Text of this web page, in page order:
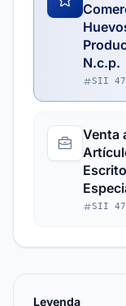
N.c.p.
SII
Venta
SII
Leyenda